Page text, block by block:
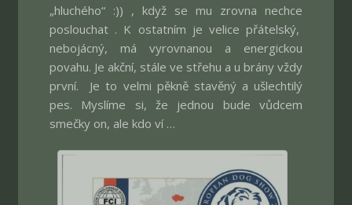
„hluchého“ :)) , když se mu zrovna nechce
poslouchat . K ostatním je velice přátelský,
nebojácný, má vyrovnanou a energickou
povahu. Je akční, stále ve střehu a u brány vždy
první. Je to velmi pěkně stavěný a ušlechtilý
pes. Myslíme si, že jednou bude vůdcem
smečky on, ale kdo ví …